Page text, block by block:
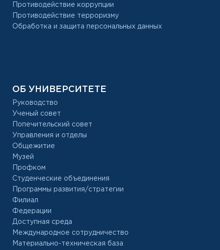
Противодействие коррупции
Противодействие терроризму
Обработка и защита персональных данных
ОБ УНИВЕРСИТЕТЕ
Руководство
Ученый совет
Попечительский совет
Управления и отделы
Общежитие
Музей
Профком
Студенческие объединения
Программы развития/стратегии
Филиал
Федерации
Доступная среда
Международное сотрудничество
Материально-техническая база